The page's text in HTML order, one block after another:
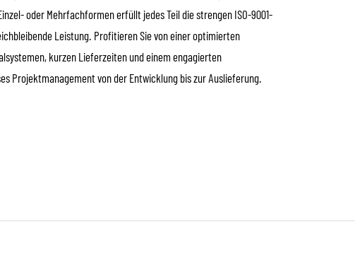
oder Mehrfachformen erfüllt jedes Teil die strengen ISO-9001-
Leistung. Profitieren Sie von einer optimierten
kurzen Lieferzeiten und einem engagierten
Projektmanagement von der Entwicklung bis zur Auslieferung.